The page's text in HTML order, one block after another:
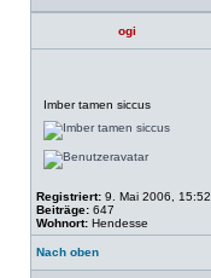
ogi
Imber tamen siccus
Registriert: 9. Mai 2006, 15:52
Beiträge: 647
Wohnort: Hendesse
Nach oben